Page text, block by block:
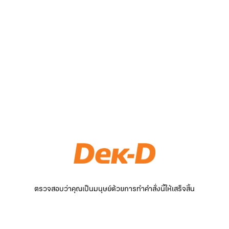
ตรวจสอบว่าคุณเป็นมนุษย์ด้วยการทำคำสั่งนี้ให้เสร็จสิ้น